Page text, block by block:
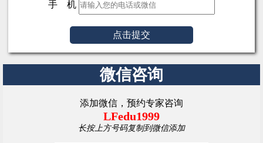
手 机
点击提交
微信咨询
添加微信，预约专家咨询
LFedu1999
长按上方号码复制到微信添加